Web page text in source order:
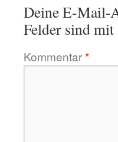
Deine E-Mail-
Felder sind mit
Kommentar*